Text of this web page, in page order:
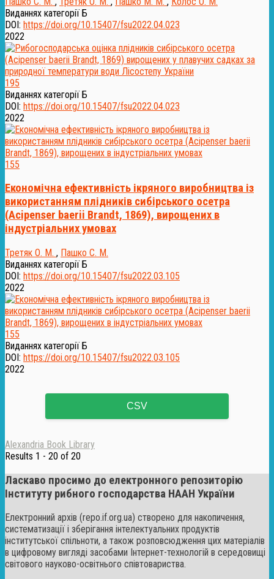
Виданнях категорії Б
DOI: https://doi.org/10.15407/fsu2022.04.023
2022
195
Виданнях категорії Б
DOI: https://doi.org/10.15407/fsu2022.04.023
2022
155
Економічна ефективність ікряного виробництва із
використанням плідників сибірського осетра
(Аcipenser baerii Brandt, 1869), вирощених в
індустріальних умовах
Третяк О. М. , Пашко С. М.
Виданнях категорії Б
DOI: https://doi.org/10.15407/fsu2022.03.105
2022
155
Виданнях категорії Б
DOI: https://doi.org/10.15407/fsu2022.03.105
2022
CSV
Alexandria Book Library
Results 1 - 20 of 20
Ласкаво просимо до електронного репозиторію
Інституту рибного господарства НААН України
Електронний архів (repo.if.org.ua) створено для накопичення,
систематизації і зберігання інтелектуальних продуктів
інститутської спільноти, а також розповсюдження цих матеріалів
в цифровому вигляді засобами Інтернет-технологій в середовищі
світового науково-освітнього співтовариства.